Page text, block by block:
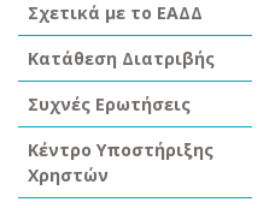
Σχετικά με το ΕΑΔΔ
Κατάθεση Διατριβής
Συχνές Ερωτήσεις
Κέντρο Υποστήριξης
Χρηστών